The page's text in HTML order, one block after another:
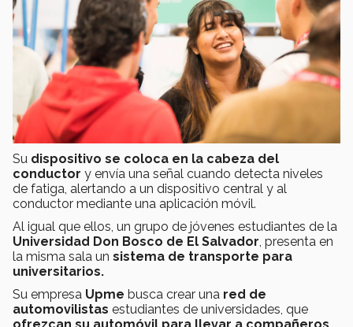
Su dispositivo se coloca en la cabeza del
conductor y envía una señal cuando detecta niveles
de fatiga, alertando a un dispositivo central y al
conductor mediante una aplicación móvil.
Al igual que ellos, un grupo de jóvenes estudiantes de la
Universidad Don Bosco de El Salvador , presenta en
la misma sala un sistema de transporte para
universitarios.
Su empresa Upme busca crear una red de
automovilistas estudiantes de universidades, que